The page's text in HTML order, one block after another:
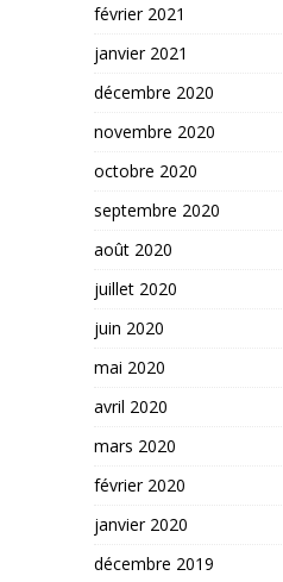
février 2021
janvier 2021
décembre 2020
novembre 2020
octobre 2020
septembre 2020
août 2020
juillet 2020
juin 2020
mai 2020
avril 2020
mars 2020
février 2020
janvier 2020
décembre 2019